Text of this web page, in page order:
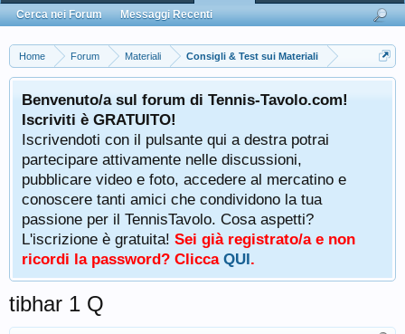
Home Forum Materiali Consigli & Test sui Materiali
Benvenuto/a sul forum di Tennis-Tavolo.com!
Iscriviti è GRATUITO!
Iscrivendoti con il pulsante qui a destra potrai
partecipare attivamente nelle discussioni,
pubblicare video e foto, accedere al mercatino e
conoscere tanti amici che condividono la tua
passione per il TennisTavolo. Cosa aspetti?
L'iscrizione è gratuita! Sei già registrato/a e non
ricordi la password? Clicca QUI.
tibhar 1 Q
Cerca nei Forum
Messaggi Recenti